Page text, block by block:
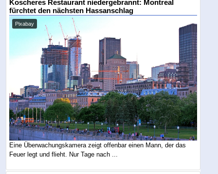
Koscheres Restaurant niedergebrannt: Montreal
fürchtet den nächsten Hassanschlag
Pixabay
Eine Überwachungskamera zeigt offenbar einen Mann, der das
Feuer legt und flieht. Nur Tage nach ...